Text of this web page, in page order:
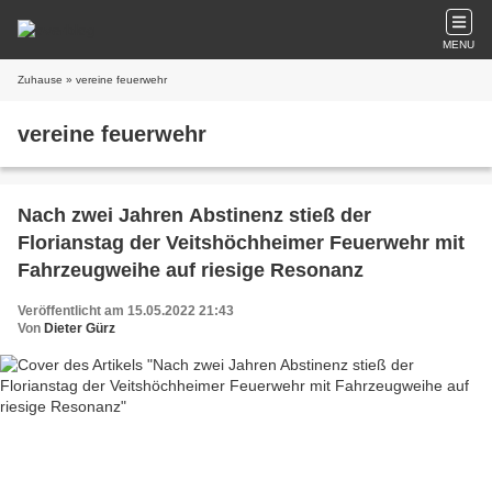
MENU
Zuhause » vereine feuerwehr
vereine feuerwehr
Nach zwei Jahren Abstinenz stieß der
Florianstag der Veitshöchheimer Feuerwehr mit
Fahrzeugweihe auf riesige Resonanz
Veröffentlicht am 15.05.2022 21:43
Von Dieter Gürz